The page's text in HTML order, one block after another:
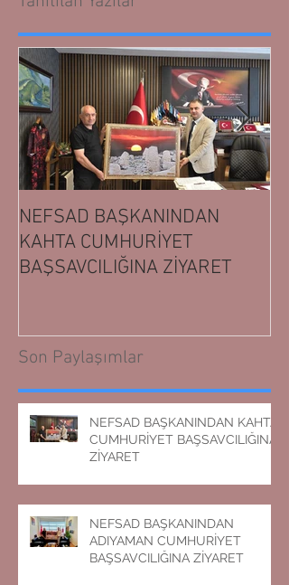
NEFSAD BAŞKANINDAN
KAHTA CUMHURİYET
BAŞSAVCILIĞINA ZİYARET
Son Paylaşımlar
NEFSAD BAŞKANINDAN KAHTA
CUMHURİYET BAŞSAVCILIĞINA
ZİYARET
NEFSAD BAŞKANINDAN
ADIYAMAN CUMHURİYET
BAŞSAVCILIĞINA ZİYARET